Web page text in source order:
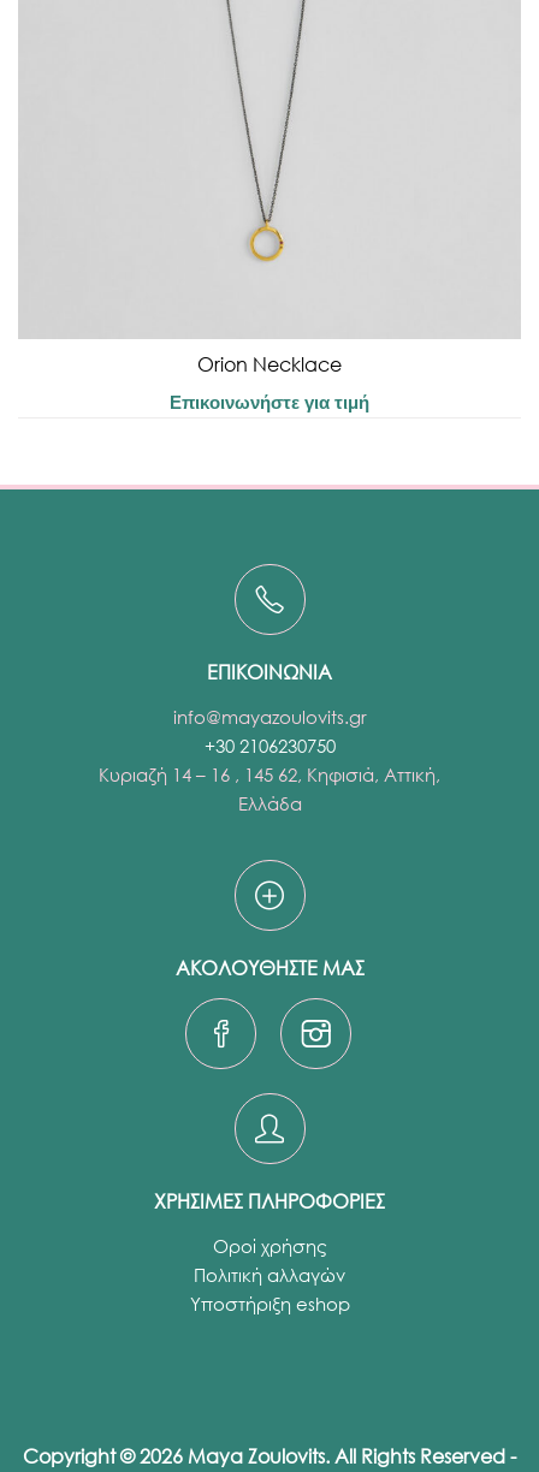
Orion Necklace
Επικοινωνήστε για τιμή
ΕΠΙΚΟΙΝΩΝΙΑ
info@mayazoulovits.gr
+30 2106230750
Κυριαζή 14 – 16 , 145 62, Κηφισιά, Αττική,
Ελλάδα
ΑΚΟΛΟΥΘΗΣΤΕ ΜΑΣ
ΧΡΗΣΙΜΕΣ ΠΛΗΡΟΦΟΡΙΕΣ
Οροί χρήσης
Πολιτική αλλαγών
Υποστήριξη eshop
Copyright © 2026 Maya Zoulovits. All Rights Reserved -